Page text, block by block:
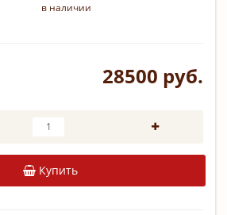
в наличии
28500 руб.
Купить